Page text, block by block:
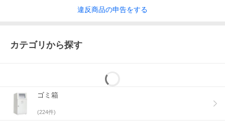
違反商品の申告をする
カテゴリから探す
ゴミ箱
(224件)